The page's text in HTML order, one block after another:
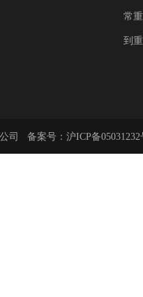
常
到
司 备案号： 沪ICP备05031232